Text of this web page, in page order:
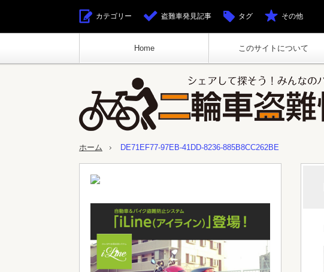
Home このサイトについて
カテゴリー 盗難車発見記事 タグ その他
ホーム DE71EF77-97EB-41DD-8236-885B8CC262BE